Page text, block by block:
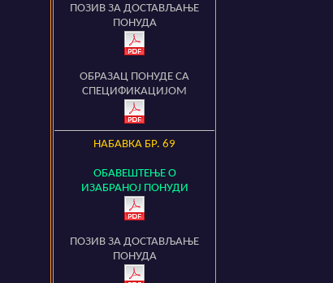
ПОЗИВ ЗА ДОСТАВЉАЊЕ
ПОНУДА
ОБРАЗАЦ ПОНУДЕ СА
СПЕЦИФИКАЦИЈОМ
НАБАВКА БР. 69
ОБАВЕШТЕЊЕ О
ИЗАБРАНОЈ ПОНУДИ
ПОЗИВ ЗА ДОСТАВЉАЊЕ
ПОНУДА